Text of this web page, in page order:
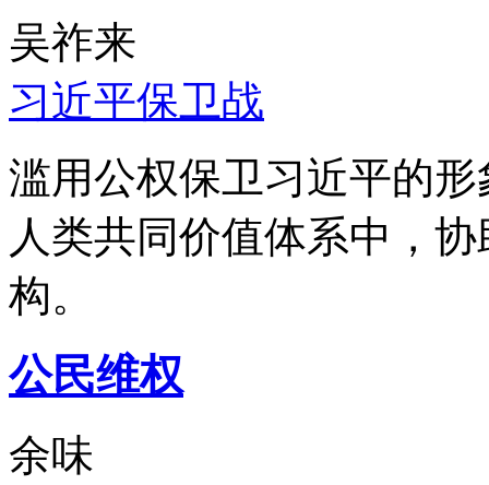
吴祚来
习近平保卫战
滥用公权保卫习近平的
人类共同价值体系中，
构。
公民维权
余味